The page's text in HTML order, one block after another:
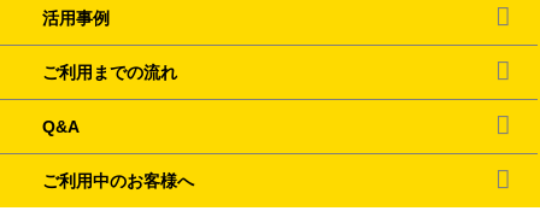
活用事例
ご利用までの流れ
Q&A
ご利用中のお客様へ